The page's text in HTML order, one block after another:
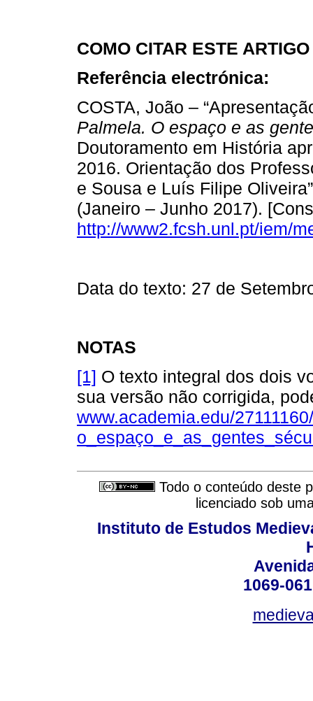
COMO CITAR ESTE ARTIGO
Referência electrónica:
COSTA, João –
Palmela. O espaço e as
Doutoramento em História
2016. Orientação dos
e Sousa e Luís Filipe
(Janeiro – Junho 2017).
http://www2.fcsh.unl.pt/iem/
Data do texto: 27 de
NOTAS
[1] O texto integral dos dois
sua versão não corrigida,
www.academia.edu/
Todo o conteúdo deste
licenciado sob
Instituto de Estudos
1069-